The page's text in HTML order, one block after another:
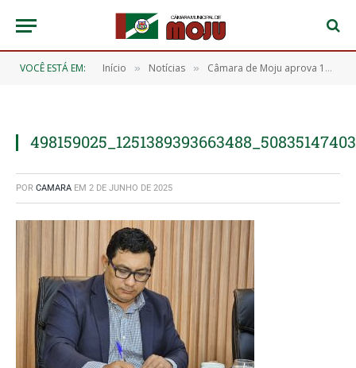
VOCÊ ESTÁ EM: Início » Notícias » Câmara de Moju aprova 11 importantes requerimentos durante a 12ª Sessão Ordinária
POR CAMARA EM 2 DE JUNHO DE 2025